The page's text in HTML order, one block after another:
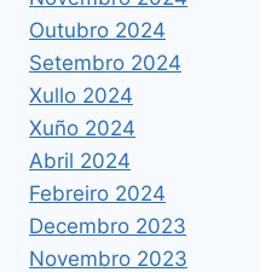
Outubro 2024
Setembro 2024
Xullo 2024
Xuño 2024
Abril 2024
Febreiro 2024
Decembro 2023
Novembro 2023